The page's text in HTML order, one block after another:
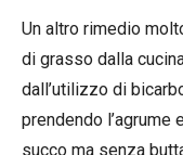
Un altro rimedio
di grasso dalla
dall’utilizzo di
prendendo l’agrume
succo ma senza